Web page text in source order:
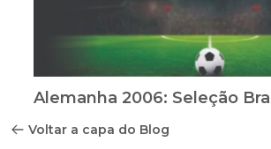
Alemanha 2006: Seleção
Voltar a capa do Blog